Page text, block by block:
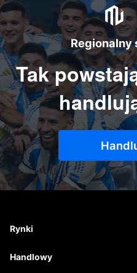
Regionalny
Tak
Rynki
Waluta
Handlowy